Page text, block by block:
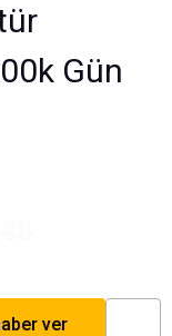
Gün
ver